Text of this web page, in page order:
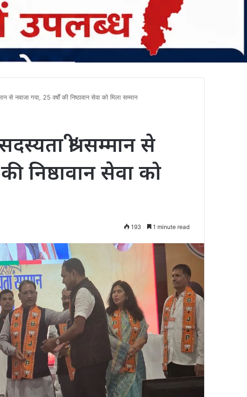
से नवाजा गया, 25 वर्षों की निष्ठावान सेवा को मिला सम्मान
श्री’ सम्मान से
निष्ठावान सेवा को
193 1 minute read